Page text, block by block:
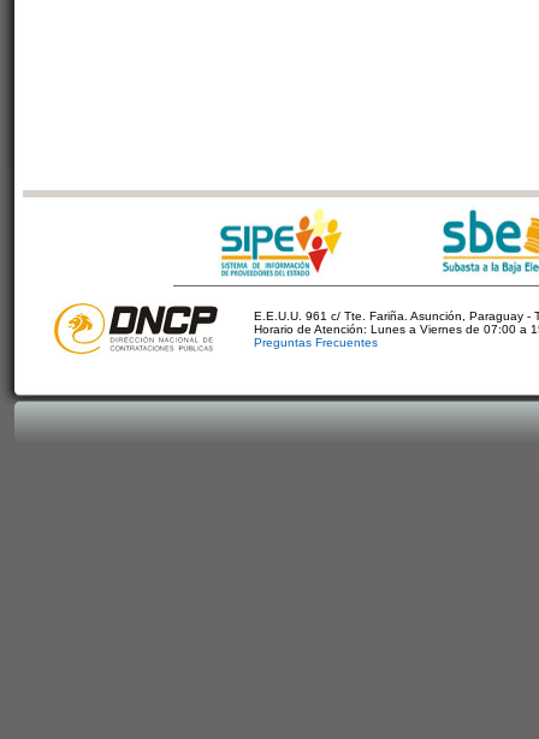
E.E.U.U. 961 c/ Tte. Fariña. Asunción, Paraguay -
Horario de Atención: Lunes a Viernes de 07:00 a
Preguntas Frecuentes